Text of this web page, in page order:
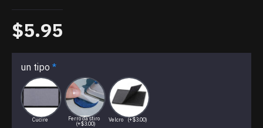
$5.95
un tipo
Cucire
Ferro da stiro
(+$3.00)
Velcro (+$3.00)